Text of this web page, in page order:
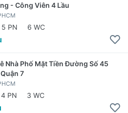
- Công Viên 4 Lầu
5 PN 6 WC
Nhà Phố Mặt Tiền Đường Số 45
7
4 PN 3 WC